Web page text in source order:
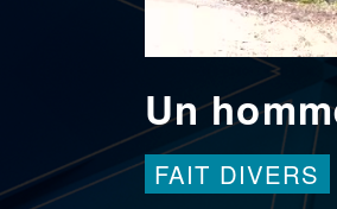
Un
FAIT DIVERS